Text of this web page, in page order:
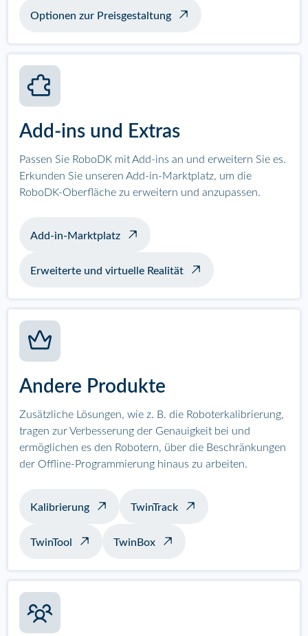
Optionen zur Preisgestaltung
Add-ins und Extras
Passen Sie RoboDK mit Add-ins an und erweitern Sie es.
Erkunden Sie unseren Add-in-Marktplatz, um die
RoboDK-Oberfläche zu erweitern und anzupassen.
Add-in-Marktplatz
Erweiterte und virtuelle Realität
Andere Produkte
Zusätzliche Lösungen, wie z. B. die Roboterkalibrierung,
tragen zur Verbesserung der Genauigkeit bei und
ermöglichen es den Robotern, über die Beschränkungen
der Offline-Programmierung hinaus zu arbeiten.
Kalibrierung TwinTrack
TwinTool TwinBox